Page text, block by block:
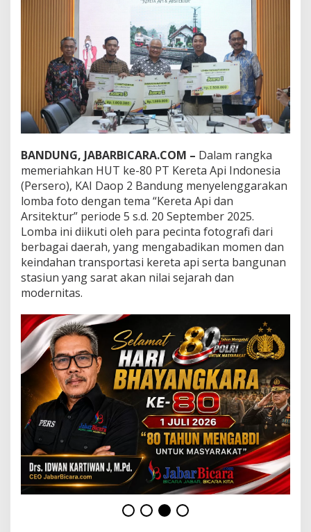
k
a
n
P
e
m
n
a
n
g
L
o
m
b
a
F
o
H
U
T
k
e
-
8
0
A
I
BANDUNG, JABARBICARA.COM – Dalam rangka
memeriahkan HUT ke-80 PT Kereta Api Indonesia
(Persero), KAI Daop 2 Bandung menyelenggarakan
lomba foto dengan tema “Kereta Api dan
Arsitektur” periode 5 s.d. 20 September 2025.
Lomba ini diikuti oleh para pecinta fotografi dari
berbagai daerah, yang mengabadikan momen dan
keindahan transportasi kereta api serta bangunan
stasiun yang sarat akan nilai sejarah dan
modernitas.